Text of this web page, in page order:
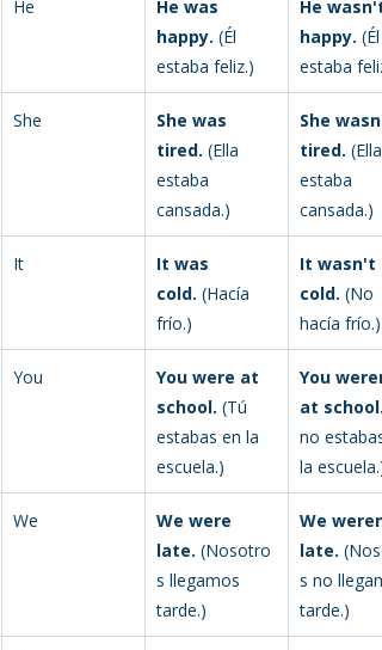
He
He was
happy. (Él
estaba feliz.)
He wasn't
happy.
estaba
She
She was
tired. (Ella
estaba
cansada.)
She
tired.
estaba
cansada.)
It
It was
cold. (Hacía
frío.)
It wasn't
cold. (No
hacía frío.)
You
You were at
school. (Tú
estabas en la
escuela.)
You
at school.
no
la escuela.)
We
We were
late. (Nosotro
s llegamos
tarde.)
We
late.
s no
tarde.)